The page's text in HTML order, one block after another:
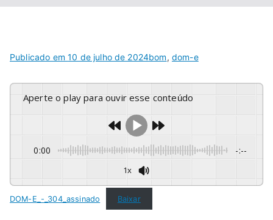
Publicado em10 de julho de 2024bom, dom-e
Aperte o play para ouvir esse conteúdo
0:00 -:--
1x
DOM-E_-_304_assinado Baixar